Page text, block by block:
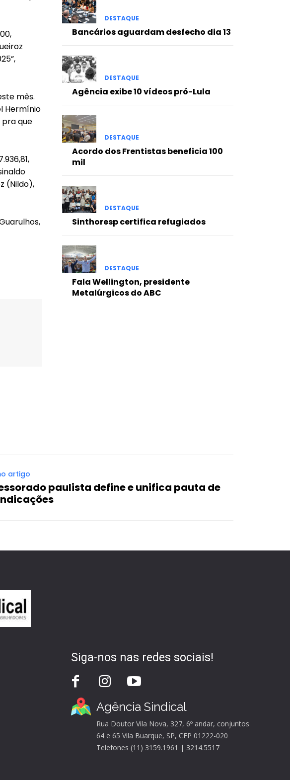
mês.
Hermínio
pra que
(Nildo),
DESTAQUE
Bancários aguardam desfecho dia 13
DESTAQUE
Agência exibe 10 vídeos pró-Lula
DESTAQUE
Acordo dos Frentistas beneficia 100
mil
DESTAQUE
Sinthoresp certifica refugiados
DESTAQUE
Fala Wellington, presidente
Metalúrgicos do ABC
artigo
paulista define e unifica pauta de
Siga-nos nas redes sociais!
Agência Sindical
Rua Doutor Vila Nova, 327, 6º andar, conjuntos
64 e 65 Vila Buarque, SP, CEP 01222-020
Telefones (11) 3159.1961 | 3214.5517